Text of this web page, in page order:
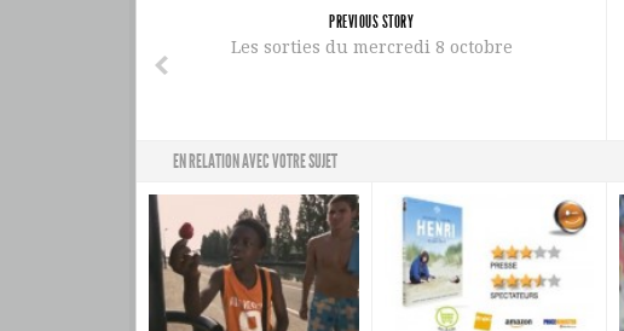
PREVIOUS STORY
Les sorties du mercredi 8 octobre
EN RELATION AVEC VOTRE SUJET